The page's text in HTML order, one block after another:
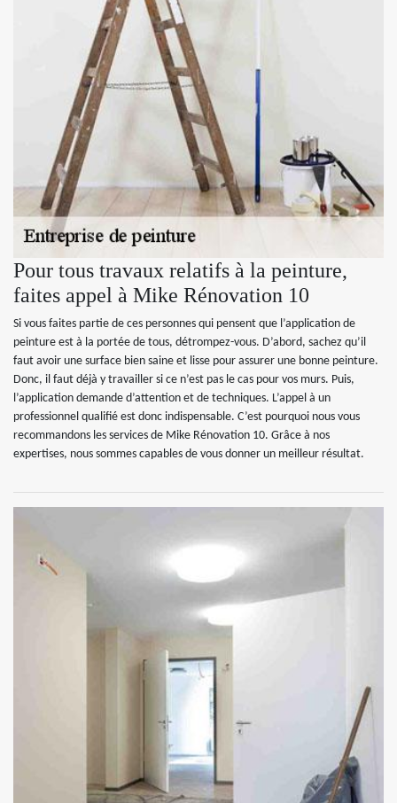
Pour tous travaux relatifs à la peinture,
faites appel à Mike Rénovation 10
Si vous faites partie de ces personnes qui pensent que l’application de
peinture est à la portée de tous, détrompez-vous. D’abord, sachez qu’il
faut avoir une surface bien saine et lisse pour assurer une bonne peinture.
Donc, il faut déjà y travailler si ce n’est pas le cas pour vos murs. Puis,
l’application demande d’attention et de techniques. L’appel à un
professionnel qualifié est donc indispensable. C’est pourquoi nous vous
recommandons les services de Mike Rénovation 10. Grâce à nos
expertises, nous sommes capables de vous donner un meilleur résultat.